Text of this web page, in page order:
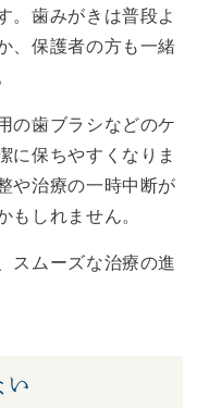
。歯みがきは普段よ
、保護者の方も一緒
の歯ブラシなどのケ
に保ちやすくなりま
や治療の一時中断が
もしれません。
スムーズな治療の進
い